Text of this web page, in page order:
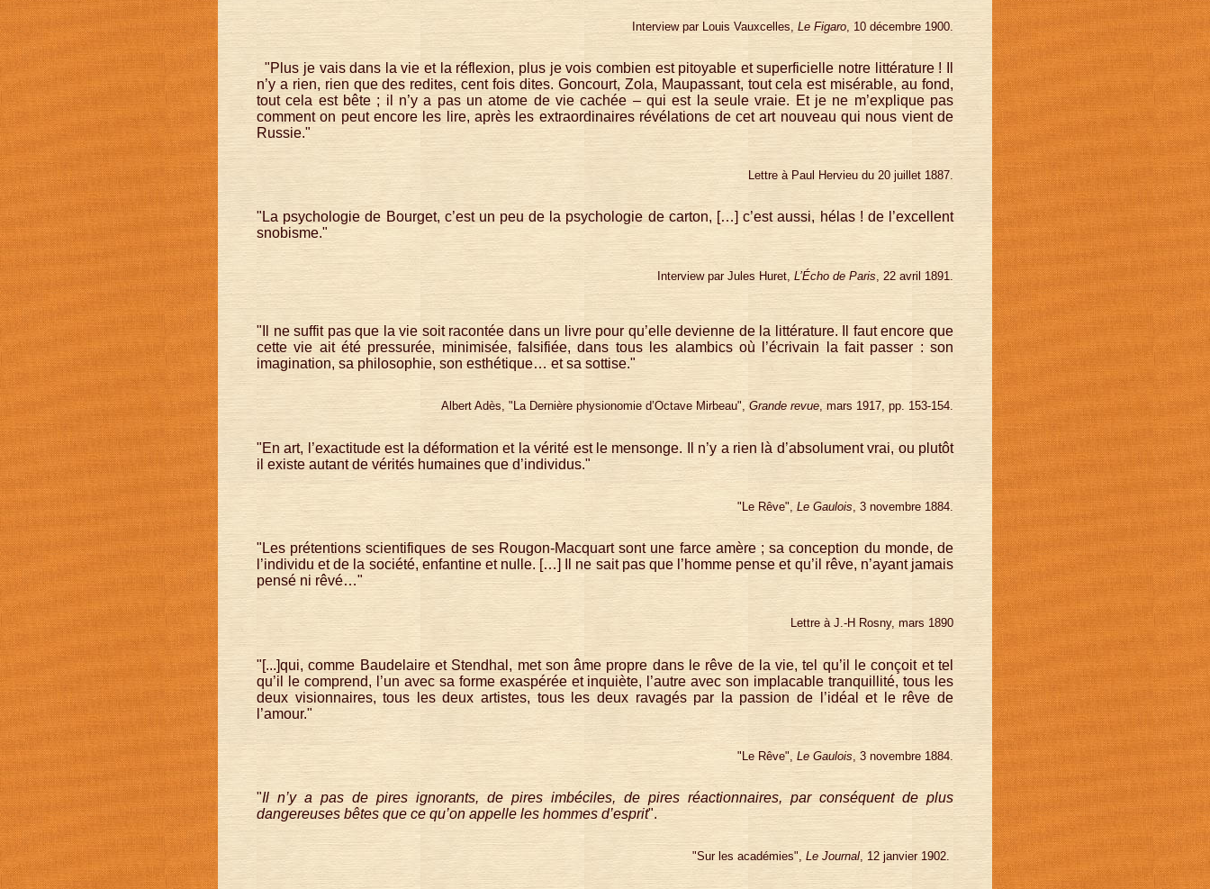
Interview par Louis Vauxcelles, Le Figaro , 10 décembre 1900.
"Plus je vais dans la vie et la réflexion, plus je vois combien est pitoyable et superficielle notre littérature ! Il
n’y a rien, rien que des redites, cent fois dites. Goncourt, Zola, Maupassant, tout cela est misérable, au fond,
tout cela est bête ; il n’y a pas un atome de vie cachée – qui est la seule vraie. Et je ne m’explique pas
comment on peut encore les lire, après les extraordinaires révélations de cet art nouveau qui nous vient de
Russie."
Lettre à Paul Hervieu du 20 juillet 1887.
"La psychologie de Bourget, c’est un peu de la psychologie de carton, […] c’est aussi, hélas ! de l’excellent
snobisme."
Interview par Jules Huret, L’Écho de Paris , 22 avril 1891.
"Il ne suffit pas que la vie soit racontée dans un livre pour qu’elle devienne de la littérature. Il faut encore que
cette vie ait été pressurée, minimisée, falsifiée, dans tous les alambics où l’écrivain la fait passer : son
imagination, sa philosophie, son esthétique… et sa sottise."
Albert Adès, "La Dernière physionomie d’Octave Mirbeau", Grande revue, mars 1917, pp. 153-154.
"En art, l’exactitude est la déformation et la vérité est le mensonge. Il n’y a rien là d’absolument vrai, ou plutôt
il existe autant de vérités humaines que d’individus."
"Le Rêve", Le Gaulois , 3 novembre 1884.
"Les prétentions scientifiques de ses Rougon-Macquart sont une farce amère ; sa conception du monde, de
l’individu et de la société, enfantine et nulle. […] Il ne sait pas que l’homme pense et qu’il rêve, n’ayant jamais
pensé ni rêvé…"
Lettre à J.-H Rosny, mars 1890
"[...]qui, comme Baudelaire et Stendhal, met son âme propre dans le rêve de la vie, tel qu’il le conçoit et tel
qu’il le comprend, l’un avec sa forme exaspérée et inquiète, l’autre avec son implacable tranquillité, tous les
deux visionnaires, tous les deux artistes, tous les deux ravagés par la passion de l’idéal et le rêve de
l’amour."
"Le Rêve", Le Gaulois , 3 novembre 1884.
"Il n’y a pas de pires ignorants, de pires imbéciles, de pires réactionnaires, par conséquent de plus
dangereuses bêtes que ce qu’on appelle les hommes d’esprit".
"Sur les académies", Le Journal, 12 janvier 1902.